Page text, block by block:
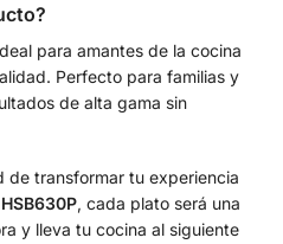
para amantes de la cocina
Perfecto para familias y
de alta gama sin
de transformar tu experiencia
, cada plato será una
y lleva tu cocina al siguiente